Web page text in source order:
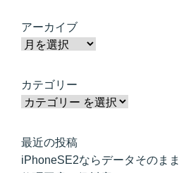
アーカイブ
カテゴリー
最近の投稿
iPhoneSE2ならデータそのま